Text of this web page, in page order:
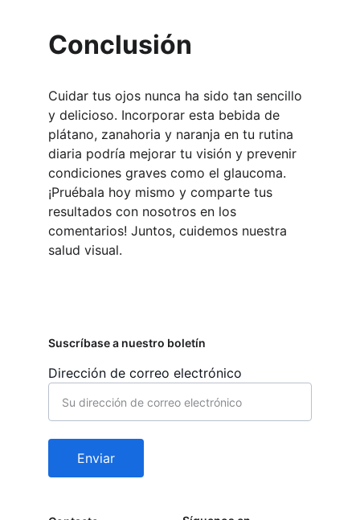
Conclusión
Cuidar tus ojos nunca ha sido tan sencillo
y delicioso. Incorporar esta bebida de
plátano, zanahoria y naranja en tu rutina
diaria podría mejorar tu visión y prevenir
condiciones graves como el glaucoma.
¡Pruébala hoy mismo y comparte tus
resultados con nosotros en los
comentarios! Juntos, cuidemos nuestra
salud visual.
Dirección de correo electrónico
Enviar
Suscríbase a nuestro boletín